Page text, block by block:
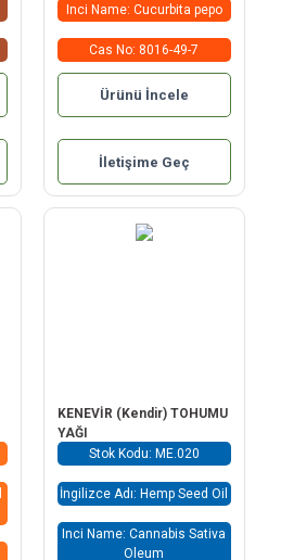
Inci Name: Cucurbita pepo
Cas No: 8016-49-7
Ürünü İncele
İletişime Geç
KENEVİR (Kendir) TOHUMU
YAĞI
Stok Kodu: ME.020
İngilizce Adı: Hemp Seed Oil
Inci Name: Cannabis Sativa
Oleum